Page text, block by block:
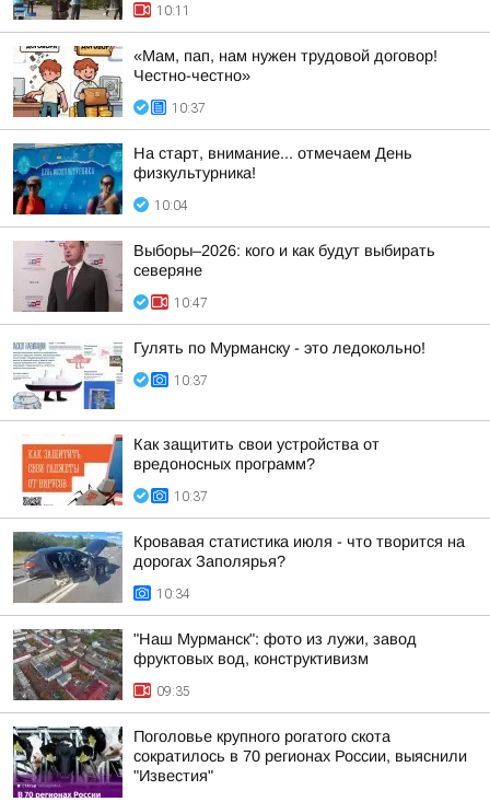
10:11
«Мам, пап, нам нужен трудовой договор!
Честно-честно»
10:37
На старт, внимание... отмечаем День
физкультурника!
10:04
Выборы–2026: кого и как будут выбирать
северяне
10:47
Гулять по Мурманску - это ледокольно!
10:37
Как защитить свои устройства от
вредоносных программ?
10:37
Кровавая статистика июля - что творится на
дорогах Заполярья?
10:34
"Наш Мурманск": фото из лужи, завод
фруктовых вод, конструктивизм
09:35
Поголовье крупного рогатого скота
сократилось в 70 регионах России, выяснили
"Известия"